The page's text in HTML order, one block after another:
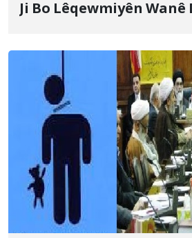
Ji Bo Lêqewmiyên Wanê